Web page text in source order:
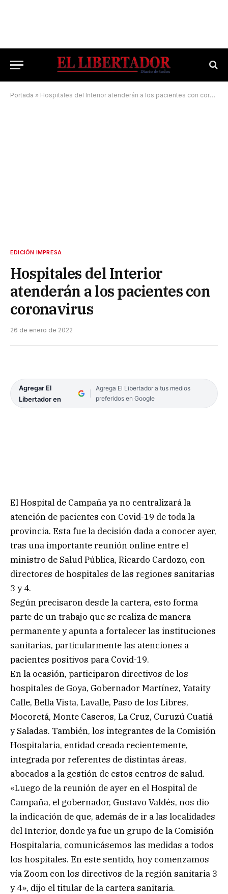
Portada » Hospitales del Interior atenderán a los pacientes con coronavirus
EDICIÓN IMPRESA
Hospitales del Interior
atenderán a los pacientes con
coronavirus
26 de enero de 2022
Agregar El
Libertador en
Agrega El Libertador a tus medios
preferidos en Google
El Hospital de Campaña ya no centralizará la
atención de pacientes con Covid-19 de toda la
provincia. Esta fue la decisión dada a conocer ayer,
tras una importante reunión online entre el
ministro de Salud Pública, Ricardo Cardozo, con
directores de hospitales de las regiones sanitarias
3 y 4.
Según precisaron desde la cartera, esto forma
parte de un trabajo que se realiza de manera
permanente y apunta a fortalecer las instituciones
sanitarias, particularmente las atenciones a
pacientes positivos para Covid-19.
En la ocasión, participaron directivos de los
hospitales de Goya, Gobernador Martínez, Yataity
Calle, Bella Vista, Lavalle, Paso de los Libres,
Mocoretá, Monte Caseros, La Cruz, Curuzú Cuatiá
y Saladas. También, los integrantes de la Comisión
Hospitalaria, entidad creada recientemente,
integrada por referentes de distintas áreas,
abocados a la gestión de estos centros de salud.
«Luego de la reunión de ayer en el Hospital de
Campaña, el gobernador, Gustavo Valdés, nos dio
la indicación de que, además de ir a las localidades
del Interior, donde ya fue un grupo de la Comisión
Hospitalaria, comunicásemos las medidas a todos
los hospitales. En este sentido, hoy comenzamos
vía Zoom con los directivos de la región sanitaria 3
y 4», dijo el titular de la cartera sanitaria.